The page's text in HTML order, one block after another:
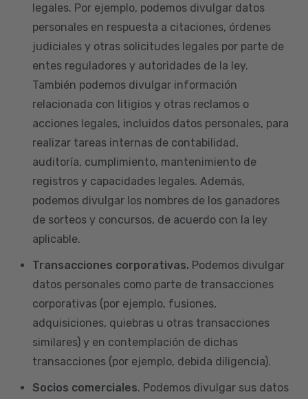
legales. Por ejemplo, podemos divulgar datos
personales en respuesta a citaciones, órdenes
judiciales y otras solicitudes legales por parte de
entes reguladores y autoridades de la ley.
También podemos divulgar información
relacionada con litigios y otras reclamos o
acciones legales, incluidos datos personales, para
realizar tareas internas de contabilidad,
auditoría, cumplimiento, mantenimiento de
registros y capacidades legales. Además,
podemos divulgar los nombres de los ganadores
de sorteos y concursos, de acuerdo con la ley
aplicable.
Transacciones corporativas. Podemos divulgar
datos personales como parte de transacciones
corporativas (por ejemplo, fusiones,
adquisiciones, quiebras u otras transacciones
similares) y en contemplación de dichas
transacciones (por ejemplo, debida diligencia).
Socios comerciales. Podemos divulgar sus datos